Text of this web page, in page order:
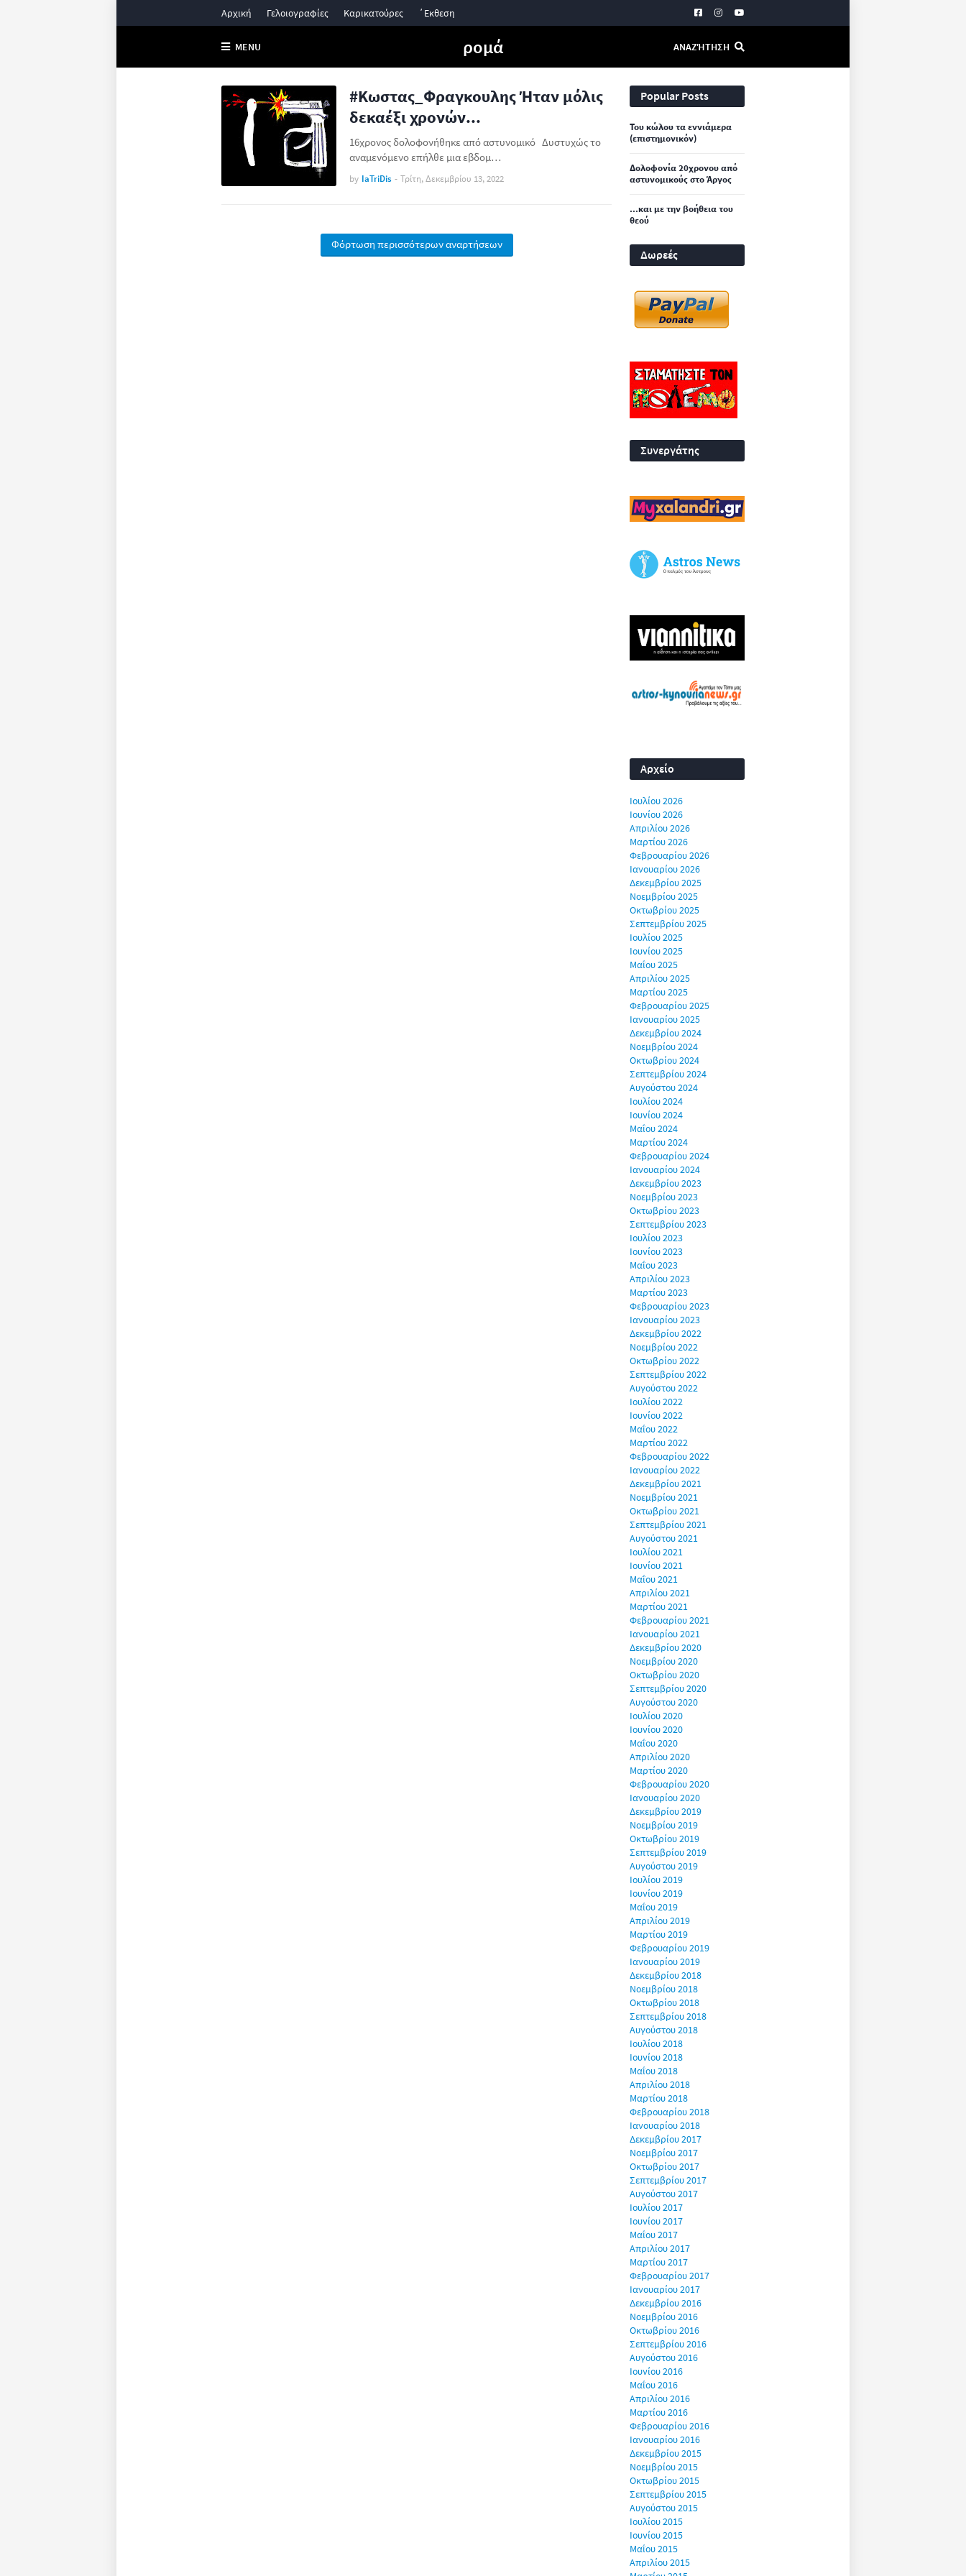
Αρχική Γελοιογραφίες Καρικατούρες ΄Εκθεση
MENU ρομά ΑΝΑΖΉΤΗΣΗ
#Κωστας_Φραγκουλης Ήταν μόλις
δεκαέξι χρονών...
16χρονος δολοφονήθηκε από αστυνομικό Δυστυχώς το
αναμενόμενο επήλθε μια εβδομ…
by IaTriDis - Τρίτη, Δεκεμβρίου 13, 2022
Φόρτωση περισσότερων αναρτήσεων
Popular Posts
Του κώλου τα εννιάμερα
(επιστημονικόν)
Δολοφονία 20χρονου από
αστυνομικούς στο Άργος
...και με την βοήθεια του
θεού
Δωρεές
Συνεργάτης
Αρχείο
Ιουλίου 2026
Ιουνίου 2026
Απριλίου 2026
Μαρτίου 2026
Φεβρουαρίου 2026
Ιανουαρίου 2026
Δεκεμβρίου 2025
Νοεμβρίου 2025
Οκτωβρίου 2025
Σεπτεμβρίου 2025
Ιουλίου 2025
Ιουνίου 2025
Μαΐου 2025
Απριλίου 2025
Μαρτίου 2025
Φεβρουαρίου 2025
Ιανουαρίου 2025
Δεκεμβρίου 2024
Νοεμβρίου 2024
Οκτωβρίου 2024
Σεπτεμβρίου 2024
Αυγούστου 2024
Ιουλίου 2024
Ιουνίου 2024
Μαΐου 2024
Μαρτίου 2024
Φεβρουαρίου 2024
Ιανουαρίου 2024
Δεκεμβρίου 2023
Νοεμβρίου 2023
Οκτωβρίου 2023
Σεπτεμβρίου 2023
Ιουλίου 2023
Ιουνίου 2023
Μαΐου 2023
Απριλίου 2023
Μαρτίου 2023
Φεβρουαρίου 2023
Ιανουαρίου 2023
Δεκεμβρίου 2022
Νοεμβρίου 2022
Οκτωβρίου 2022
Σεπτεμβρίου 2022
Αυγούστου 2022
Ιουλίου 2022
Ιουνίου 2022
Μαΐου 2022
Μαρτίου 2022
Φεβρουαρίου 2022
Ιανουαρίου 2022
Δεκεμβρίου 2021
Νοεμβρίου 2021
Οκτωβρίου 2021
Σεπτεμβρίου 2021
Αυγούστου 2021
Ιουλίου 2021
Ιουνίου 2021
Μαΐου 2021
Απριλίου 2021
Μαρτίου 2021
Φεβρουαρίου 2021
Ιανουαρίου 2021
Δεκεμβρίου 2020
Νοεμβρίου 2020
Οκτωβρίου 2020
Σεπτεμβρίου 2020
Αυγούστου 2020
Ιουλίου 2020
Ιουνίου 2020
Μαΐου 2020
Απριλίου 2020
Μαρτίου 2020
Φεβρουαρίου 2020
Ιανουαρίου 2020
Δεκεμβρίου 2019
Νοεμβρίου 2019
Οκτωβρίου 2019
Σεπτεμβρίου 2019
Αυγούστου 2019
Ιουλίου 2019
Ιουνίου 2019
Μαΐου 2019
Απριλίου 2019
Μαρτίου 2019
Φεβρουαρίου 2019
Ιανουαρίου 2019
Δεκεμβρίου 2018
Νοεμβρίου 2018
Οκτωβρίου 2018
Σεπτεμβρίου 2018
Αυγούστου 2018
Ιουλίου 2018
Ιουνίου 2018
Μαΐου 2018
Απριλίου 2018
Μαρτίου 2018
Φεβρουαρίου 2018
Ιανουαρίου 2018
Δεκεμβρίου 2017
Νοεμβρίου 2017
Οκτωβρίου 2017
Σεπτεμβρίου 2017
Αυγούστου 2017
Ιουλίου 2017
Ιουνίου 2017
Μαΐου 2017
Απριλίου 2017
Μαρτίου 2017
Φεβρουαρίου 2017
Ιανουαρίου 2017
Δεκεμβρίου 2016
Νοεμβρίου 2016
Οκτωβρίου 2016
Σεπτεμβρίου 2016
Αυγούστου 2016
Ιουνίου 2016
Μαΐου 2016
Απριλίου 2016
Μαρτίου 2016
Φεβρουαρίου 2016
Ιανουαρίου 2016
Δεκεμβρίου 2015
Νοεμβρίου 2015
Οκτωβρίου 2015
Σεπτεμβρίου 2015
Αυγούστου 2015
Ιουλίου 2015
Ιουνίου 2015
Μαΐου 2015
Απριλίου 2015